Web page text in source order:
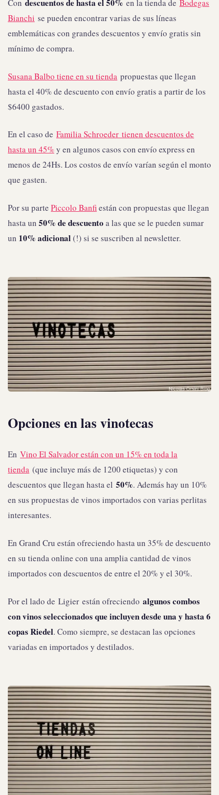
Con descuentos de hasta el 50% en la tienda de Bodegas
Bianchi se pueden encontrar varias de sus líneas
emblemáticas con grandes descuentos y envío gratis sin
mínimo de compra.
Susana Balbo tiene en su tienda propuestas que llegan
hasta el 40% de descuento con envío gratis a partir de los
$6400 gastados.
En el caso de Familia Schroeder tienen descuentos de
hasta un 45%y en algunos casos con envío express en
menos de 24Hs. Los costos de envío varían según el monto
que gasten.
Por su parte Piccolo Banfiestán con propuestas que llegan
hasta un 50% de descuento a las que se le pueden sumar
un 10% adicional(!) si se suscriben al newsletter.
Opciones en las vinotecas
En Vino El Salvador están con un 15% en toda la
tienda (que incluye más de 1200 etiquetas) y con
descuentos que llegan hasta el 50%. Además hay un 10%
en sus propuestas de vinos importados con varias perlitas
interesantes.
En Grand Cru están ofreciendo hasta un 35% de descuento
en su tienda online con una amplia cantidad de vinos
importados con descuentos de entre el 20% y el 30%.
Por el lado de Ligier están ofreciendo algunos combos
con vinos seleccionados que incluyen desde una y hasta 6
copas Riedel. Como siempre, se destacan las opciones
variadas en importados y destilados.